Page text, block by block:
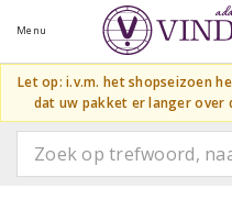
Menu
Let op: i.v.m. het shopseizoen
dat uw pakket er langer over